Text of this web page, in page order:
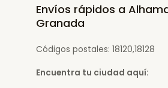
Envíos rápidos a
Granada
Códigos postales: 18120,18128
Encuentra tu ciudad aquí: